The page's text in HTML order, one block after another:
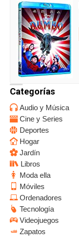
Categorías
Audio y Música
Cine y Series
Deportes
Hogar
Jardín
Libros
Moda ella
Móviles
Ordenadores
Tecnología
Videojuegos
Zapatos